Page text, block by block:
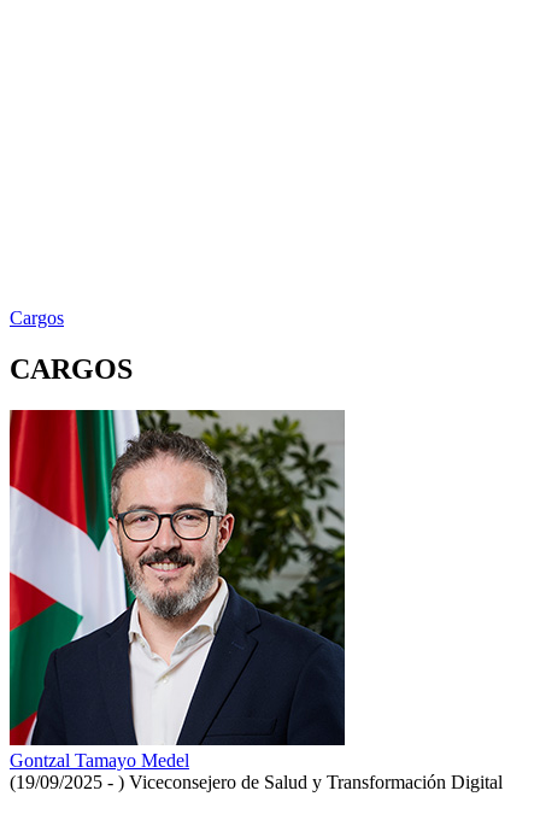
Cargos
CARGOS
Gontzal Tamayo Medel
(19/09/2025 - ) Viceconsejero de Salud y Transformación Digital